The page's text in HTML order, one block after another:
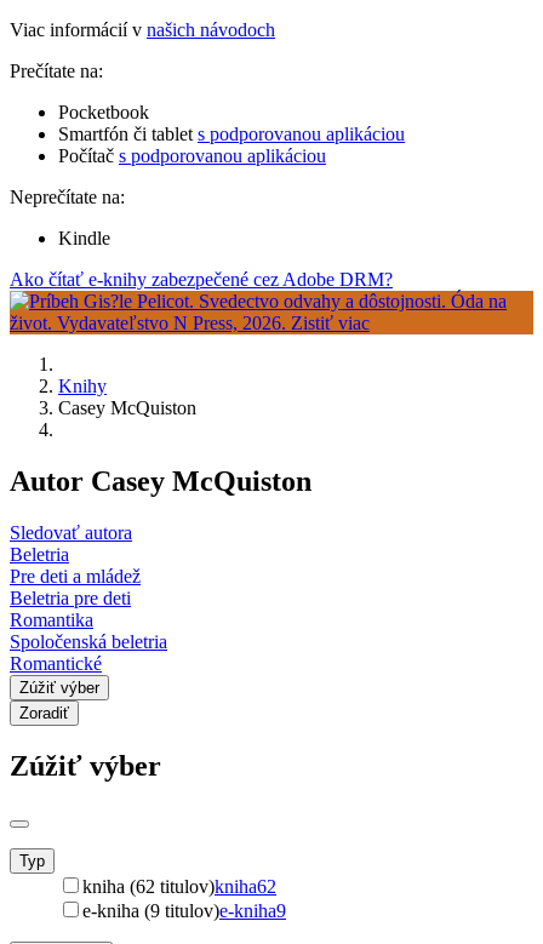
Viac informácií v našich návodoch
Prečítate na:
Pocketbook
Smartfón či tablet s podporovanou aplikáciou
Počítač s podporovanou aplikáciou
Neprečítate na:
Kindle
Ako čítať e-knihy zabezpečené cez Adobe DRM?
Knihy
Casey McQuiston
Autor Casey McQuiston
Sledovať autora
Beletria
Pre deti a mládež
Beletria pre deti
Romantika
Spoločenská beletria
Romantické
Zúžiť výber
Zoradiť
Zúžiť výber
Typ
kniha (62 titulov)kniha62
e-kniha (9 titulov)e-kniha9